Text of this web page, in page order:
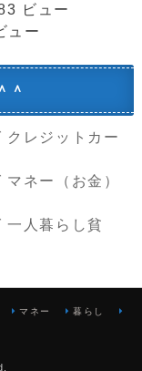
ビュー
ュー
＾
マネー
暮らし